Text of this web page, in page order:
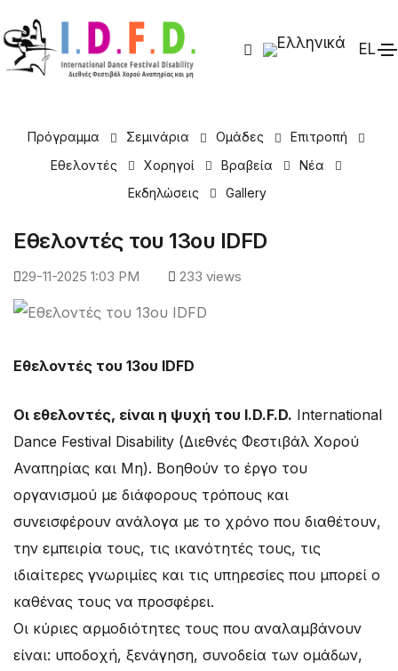
EL
IDFD 2026 > Εθελοντές
Πρόγραμμα Σεμινάρια Ομάδες
Επιτροπή
Εθελοντές
Χορηγοί Βραβεία
Νέα
Εκδηλώσεις
Gallery
Εθελοντές του 13ου IDFD
29-11-2025 1:03 PM 233 views
Εθελοντές του 13ου IDFD
Οι εθελοντές, είναι η ψυχή του I.D.F.D. International
Dance Festival Disability (Διεθνές Φεστιβάλ Χορού
Αναπηρίας και Μη). Βοηθούν το έργο του
οργανισμού με διάφορους τρόπους και
συνεισφέρουν ανάλογα με το χρόνο που διαθέτουν,
την εμπειρία τους, τις ικανότητές τους, τις
ιδιαίτερες γνωριμίες και τις υπηρεσίες που μπορεί ο
καθένας τους να προσφέρει.
Οι κύριες αρμοδιότητες τους που αναλαμβάνουν
είναι: υποδοχή, ξενάγηση, συνοδεία των ομάδων,